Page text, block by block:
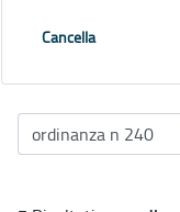
Cancella